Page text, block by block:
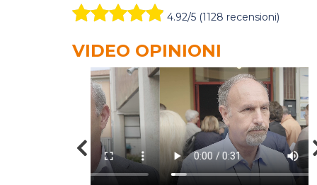
4.92/5 (1128 recensioni)
VIDEO OPINIONI